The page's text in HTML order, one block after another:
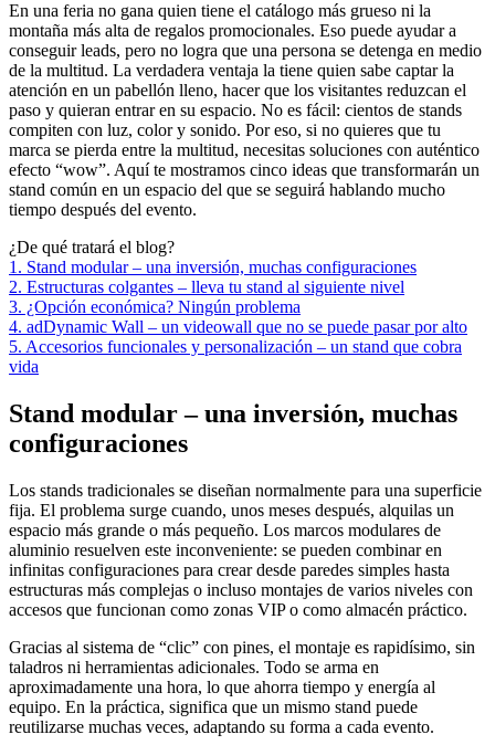
En una feria no gana quien tiene el catálogo más grueso ni la
montaña más alta de regalos promocionales. Eso puede ayudar a
conseguir leads, pero no logra que una persona se detenga en medio
de la multitud. La verdadera ventaja la tiene quien sabe captar la
atención en un pabellón lleno, hacer que los visitantes reduzcan el
paso y quieran entrar en su espacio. No es fácil: cientos de stands
compiten con luz, color y sonido. Por eso, si no quieres que tu
marca se pierda entre la multitud, necesitas soluciones con auténtico
efecto “wow”. Aquí te mostramos cinco ideas que transformarán un
stand común en un espacio del que se seguirá hablando mucho
tiempo después del evento.
¿De qué tratará el blog?
1. Stand modular – una inversión, muchas configuraciones
2. Estructuras colgantes – lleva tu stand al siguiente nivel
3. ¿Opción económica? Ningún problema
4. adDynamic Wall – un videowall que no se puede pasar por alto
5. Accesorios funcionales y personalización – un stand que cobra
vida
Stand modular – una inversión, muchas
configuraciones
Los stands tradicionales se diseñan normalmente para una superficie
fija. El problema surge cuando, unos meses después, alquilas un
espacio más grande o más pequeño. Los marcos modulares de
aluminio resuelven este inconveniente: se pueden combinar en
infinitas configuraciones para crear desde paredes simples hasta
estructuras más complejas o incluso montajes de varios niveles con
accesos que funcionan como zonas VIP o como almacén práctico.
Gracias al sistema de “clic” con pines, el montaje es rapidísimo, sin
taladros ni herramientas adicionales. Todo se arma en
aproximadamente una hora, lo que ahorra tiempo y energía al
equipo. En la práctica, significa que un mismo stand puede
reutilizarse muchas veces, adaptando su forma a cada evento.